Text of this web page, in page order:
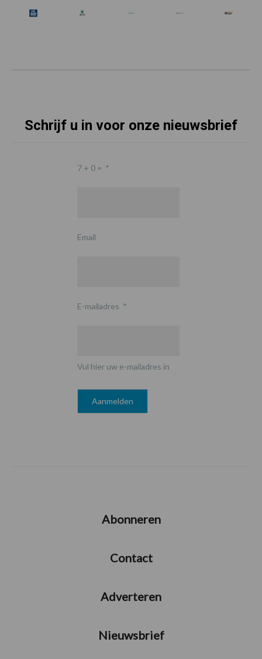
Schrijf u in voor onze nieuwsbrief
7 + 0 = *
Email
E-mailadres *
Vul hier uw e-mailadres in
Abonneren
Contact
Adverteren
Nieuwsbrief